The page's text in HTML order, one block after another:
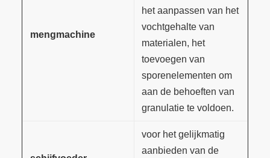
mengmachine
het aanpassen van het
vochtgehalte van
materialen, het
toevoegen van
sporenelementen om
aan de behoeften van
granulatie te voldoen.
voor het gelijkmatig
aanbieden van de